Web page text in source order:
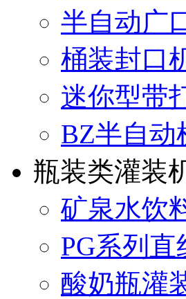
半自动广
桶装封口
迷你型带
BZ半自动
瓶装类灌装
矿泉水饮
PG系列
酸奶瓶灌